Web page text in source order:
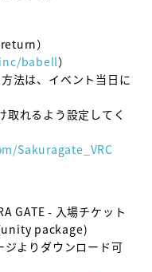
）
babell）
法は、イベント当日に
れるよう設定してく
Sakuragate_VRC
GATE - 入場チケット
package)
よりダウンロード可